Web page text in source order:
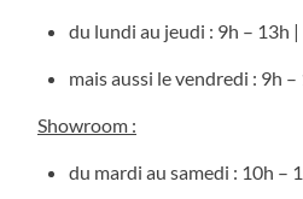
du lundi au jeudi : 9h – 13h
mais aussi le vendredi : 9h –
Showroom :
du mardi au samedi : 10h –